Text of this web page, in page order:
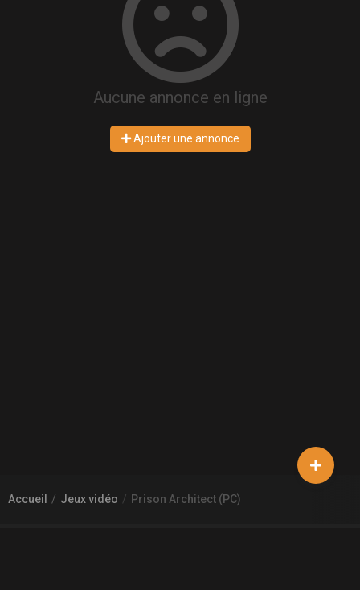
Aucune annonce en ligne
Ajouter une annonce
Accueil Jeux vidéo Prison Architect (PC)